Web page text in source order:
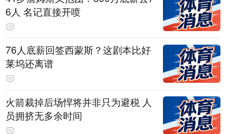
6人 名记直接开喷
76人底薪回签西蒙斯？这剧本比好
莱坞还离谱
火箭裁掉后场悍将并非只为避税 人
员拥挤无多余时间